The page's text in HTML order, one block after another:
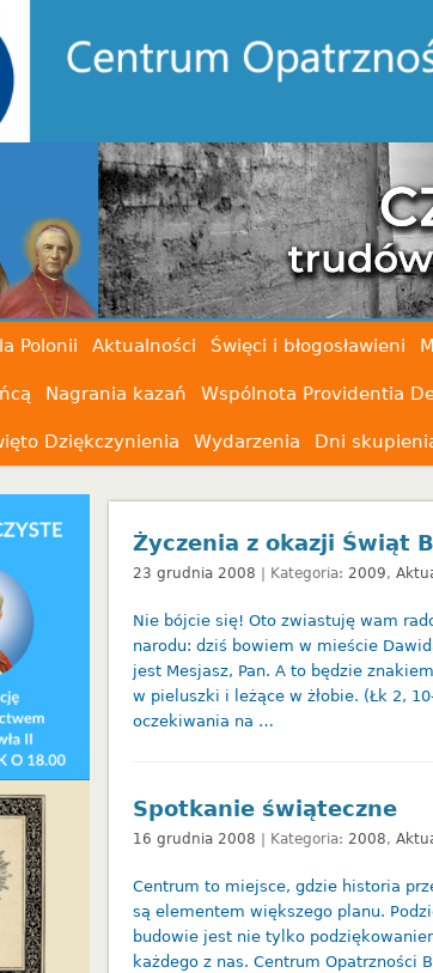
Polonii Aktualności Święci i błogosławieni
Nagrania kazań Wspólnota Providentia
Dziękczynienia Wydarzenia Dni
Życzenia z okazji Świąt
23 grudnia 2008 | Kategoria: 2009,
Nie bójcie się! Oto zwiastuję wam
narodu: dziś bowiem w mieście
jest Mesjasz, Pan. A to będzie
w pieluszki i leżące w żłobie. (Łk 2,
oczekiwania na …
Spotkanie świąteczne
16 grudnia 2008 | Kategoria: 2008,
Centrum to miejsce, gdzie historia
są elementem większego planu.
budowie jest nie tylko
każdego z nas. Centrum Opatrzności